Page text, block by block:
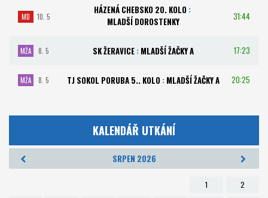
MD 10. 5
HÁZENÁ CHEBSKO 20. KOLO :
MLADŠÍ DOROSTENKY
31:44
MŽA 8. 5 SK ŽERAVICE: MLADŠÍ ŽAČKY A 17:23
MŽA 8. 5 TJ SOKOL PORUBA 5.. KOLO : MLADŠÍ ŽAČKY A 20:25
KALENDÁŘ UTKÁNÍ
SRPEN 2026
1
2